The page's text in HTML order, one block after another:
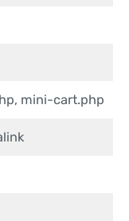
mini-cart.php